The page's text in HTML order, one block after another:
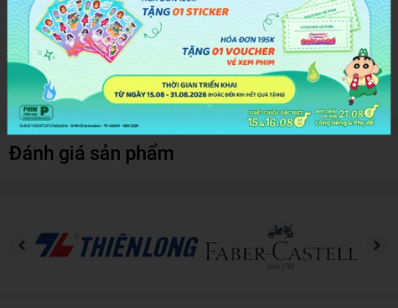
Complete with exclusive set photos, storyboards and original
cartoons by Jeff Kinney. The Wimpy Kid Movie Diary: the Next
Chapter is the perfect book for anyone who's ever wondered how a
movie gets made. But buckle up: You're in for a wild ride.
Đánh giá sản phẩm